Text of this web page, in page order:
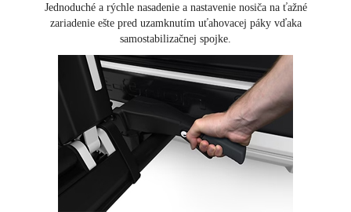
Jednoduché a rýchle nasadenie a nastavenie nosiča na ťažné
zariadenie ešte pred uzamknutím uťahovacej páky vďaka
samostabilizačnej spojke.